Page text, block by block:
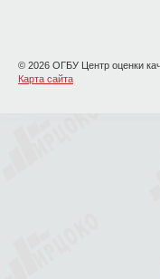
© 2026 ОГБУ Центр оценки
Карта сайта